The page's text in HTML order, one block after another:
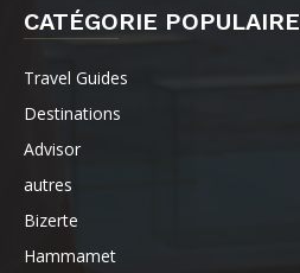
CATÉGORIE POPULAIRE
Travel Guides
Destinations
Advisor
autres
Bizerte
Hammamet